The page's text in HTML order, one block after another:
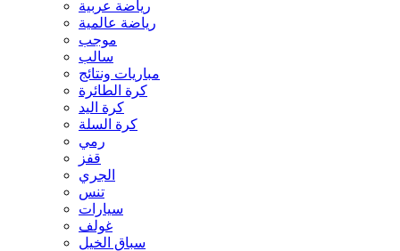
رياضة عربية
رياضة عالمية
موجب
سالب
مباريات ونتائج
كرة الطائرة
كرة اليد
كرة السلة
رمي
قفز
الجري
تنس
سيارات
غولف
سباق الخيل